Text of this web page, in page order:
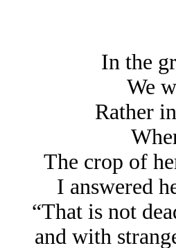
In the
We
Rather
The crop of
I answered
“That is not
and with